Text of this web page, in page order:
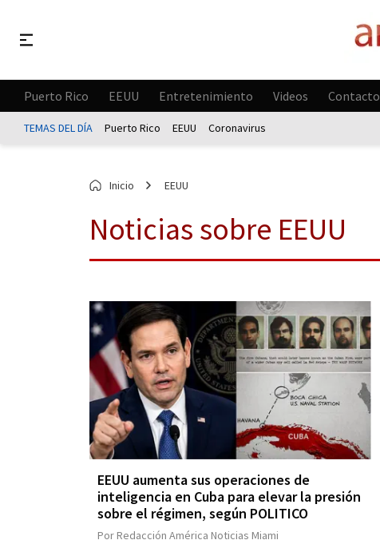
Puerto Rico EEUU Entretenimiento Videos Contacto
TEMAS DEL DÍA Puerto Rico EEUU Coronavirus
Inicio EEUU
Noticias sobre EEUU
EEUU aumenta sus operaciones de
inteligencia en Cuba para elevar la presión
sobre el régimen, según POLITICO
Por Redacción América Noticias Miami